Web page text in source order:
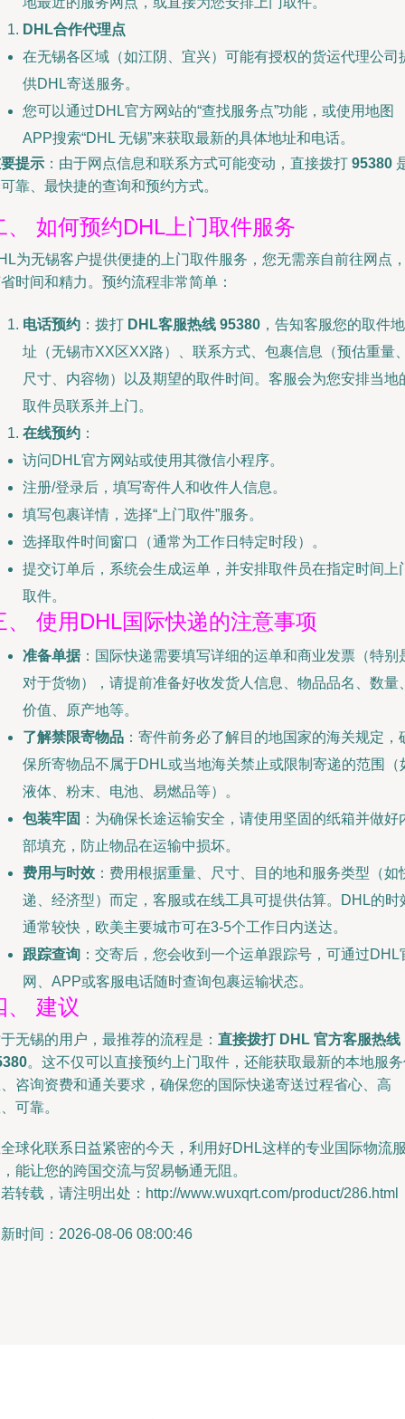
DHL合作代理点
在无锡各区域（如江阴、宜兴）可能有授权的货运代理公司
供DHL寄送服务。
您可以通过DHL官方网站的“查找服务点”功能，或使用地图
APP搜索“DHL 无锡”来获取最新的具体地址和电话。
提示 ：由于网点信息和联系方式可能变动，直接拨打 95380
靠、最快捷的查询和预约方式。
、 如何预约DHL上门取件服务
为无锡客户提供便捷的上门取件服务，您无需亲自前往网点
时间和精力。预约流程非常简单：
电话预约 ：拨打 DHL客服热线 95380 ，告知客服您的取件地
址（无锡市XX区XX路）、联系方式、包裹信息（预估重量
尺寸、内容物）以及期望的取件时间。客服会为您安排当地
取件员联系并上门。
在线预约 ：
访问DHL官方网站或使用其微信小程序。
注册/登录后，填写寄件人和收件人信息。
填写包裹详情，选择“上门取件”服务。
选择取件时间窗口（通常为工作日特定时段）。
提交订单后，系统会生成运单，并安排取件员在指定时间上
取件。
、 使用DHL国际快递的注意事项
准备单据：国际快递需要填写详细的运单和商业发票（特别
对于货物），请提前准备好收发货人信息、物品品名、数量
价值、原产地等。
了解禁限寄物品 ：寄件前务必了解目的地国家的海关规定，
保所寄物品不属于DHL或当地海关禁止或限制寄递的范围（
液体、粉末、电池、易燃品等）。
包装牢固 ：为确保长途运输安全，请使用坚固的纸箱并做好
部填充，防止物品在运输中损坏。
费用与时效 ：费用根据重量、尺寸、目的地和服务类型（如
递、经济型）而定，客服或在线工具可提供估算。DHL的时
通常较快，欧美主要城市可在3-5个工作日内送达。
跟踪查询 ：交寄后，您会收到一个运单跟踪号，可通过DHL
网、APP或客服电话随时查询包裹运输状态。
、 建议
无锡的用户，最推荐的流程是： 直接拨打 DHL 官方客服热线
。这不仅可以直接预约上门取件，还能获取最新的本地服
咨询资费和通关要求，确保您的国际快递寄送过程省心、高
可靠。
球化联系日益紧密的今天，利用好DHL这样的专业国际物流
能让您的跨国交流与贸易畅通无阻。
转载，请注明出处：http://www.wuxqrt.com/product/286.html
时间：2026-08-06 08:00:46